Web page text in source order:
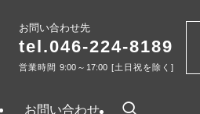
お問い合わせ先
tel.046-224-8189
営業時間 9:00～17:00 [土日祝を除く]
お問い合わせ